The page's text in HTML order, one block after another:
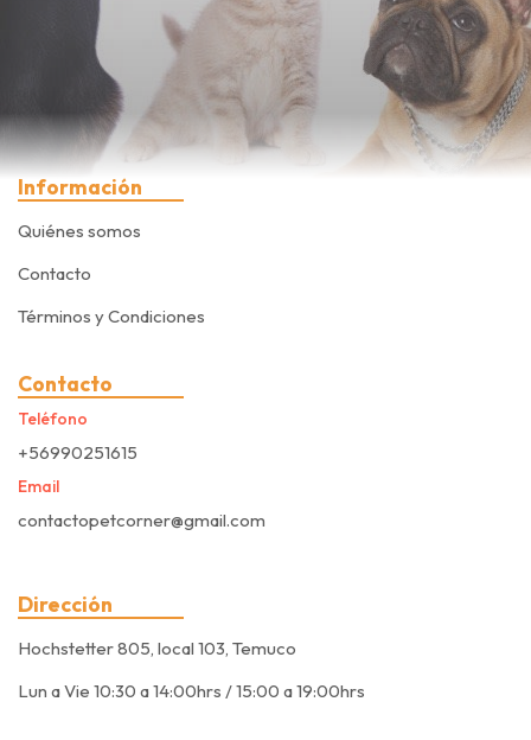
Información
Quiénes somos
Contacto
Términos y Condiciones
Contacto
Teléfono
+56990251615
Email
contactopetcorner@gmail.com
Dirección
Hochstetter 805, local 103, Temuco
Lun a Vie 10:30 a 14:00hrs / 15:00 a 19:00hrs